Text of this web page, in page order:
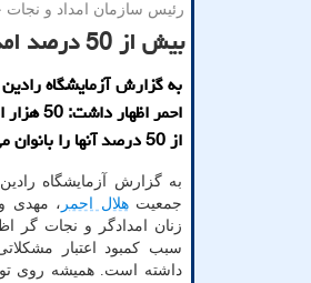
رئیس سازمان امداد و
بیش از 50 درصد امدادگران و نجاتگران هلال احمر را بانوان می سازند
به گزارش آزمایشگاه
احمر
از 50 درصد آنها را بانوان می سازند.
به گزارش آزمایشگاه
جمعیتهلال احمر ، مهدی
زنان امدادگر و نجات گر
سبب کمبود اعتبار
داشته است. همیشه روی